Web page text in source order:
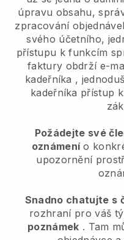
úpravu obsahu,
zpracování
svého účetního,
přístupu k funkcím
faktury obdrží e-
kadeřníka ,
kadeřníka přístup
Požádejte své
oznámenío
upozornění
Snadno chatujte s
rozhraní pro váš
poznámek . Tam